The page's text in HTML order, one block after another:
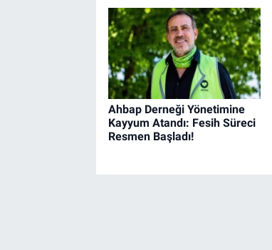
Ahbap Derneği Yönetimine
Kayyum Atandı: Fesih Süreci
Resmen Başladı!